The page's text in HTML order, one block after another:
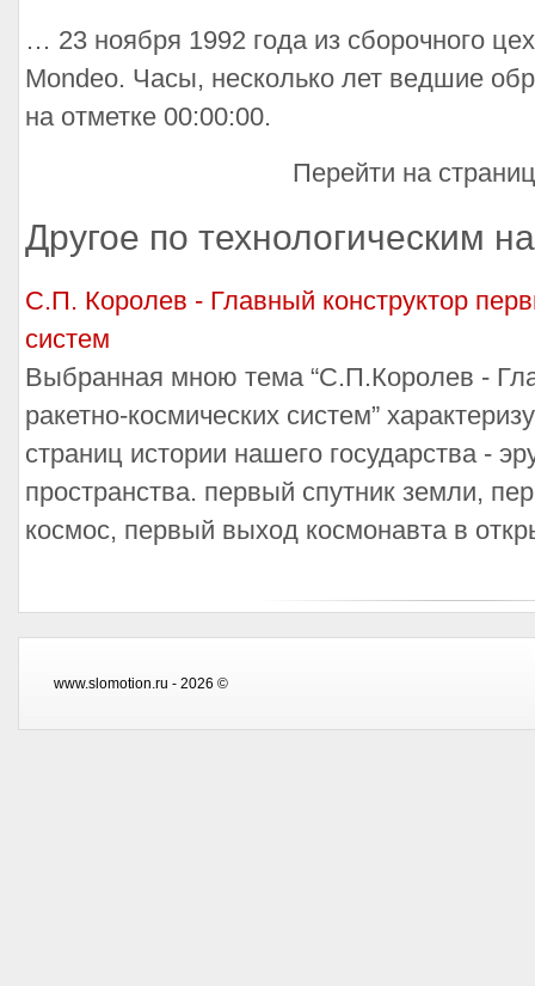
… 23 ноября 1992 года из сборочного
Mondeo. Часы, несколько лет ведшие
на отметке 00:00:00.
Перейти на
Другое по технологическим
С.П. Королев - Главный конструктор
систем
Выбранная мною тема “С.П.Королев -
ракетно-космических систем”
страниц истории нашего государства -
пространства. первый спутник земли,
космос, первый выход космонавта в
www.slomotion.ru - 2026 ©